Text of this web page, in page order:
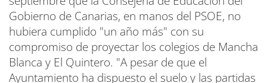
Gobierno de Canarias, en manos del PSOE, no
hubiera cumplido "un año más" con su
compromiso de proyectar los colegios de Mancha
Blanca y El Quintero. "A pesar de que el
Ayuntamiento ha dispuesto el suelo y las partidas